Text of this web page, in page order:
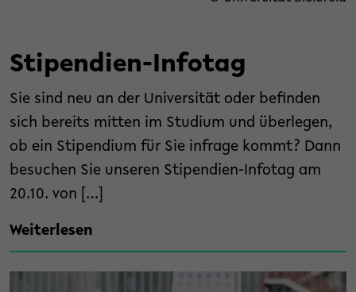
Stipendien-Infotag
Sie sind neu an der Universität oder befinden
sich bereits mitten im Studium und überlegen,
ob ein Stipendium für Sie infrage kommt? Dann
besuchen Sie unseren Stipendien-Infotag am
20.10. von […]
Weiterlesen